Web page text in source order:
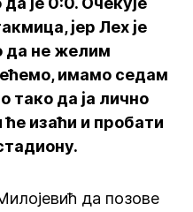
јер Лех је
да не желим
имамо седам
тако да ја лично
ће изаћи и пробати
да позове